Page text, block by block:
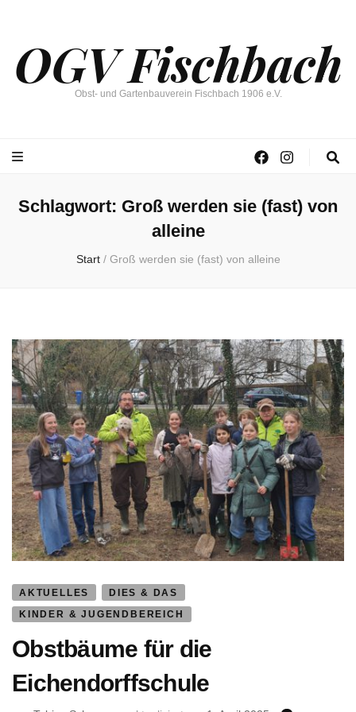
OGV Fischbach
Obst- und Gartenbauverein Fischbach 1906 e.V.
Schlagwort: Groß werden sie (fast) von
alleine
Start / Groß werden sie (fast) von alleine
AKTUELLES
DIES & DAS
KINDER & JUGENDBEREICH
Obstbäume für die
Eichendorffschule